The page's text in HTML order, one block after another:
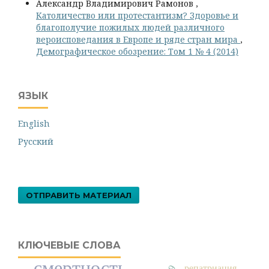
Александр Владимирович Рамонов ,
Католичество или протестантизм? Здоровье и
благополучие пожилых людей различного
вероисповедания в Европе и ряде стран мира ,
Демографическое обозрение: Том 1 № 4 (2014)
ЯЗЫК
English
Русский
ОТПРАВИТЬ МАТЕРИАЛ
КЛЮЧЕВЫЕ СЛОВА